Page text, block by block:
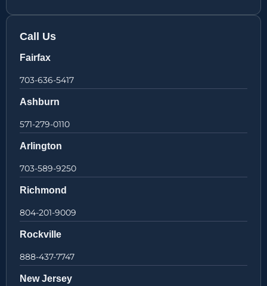
Call Us
Fairfax
703-636-5417
Ashburn
571-279-0110
Arlington
703-589-9250
Richmond
804-201-9009
Rockville
888-437-7747
New Jersey